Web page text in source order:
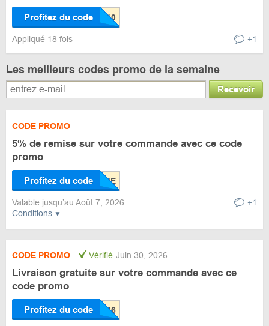
Profitez du code
Appliqué 18 fois +1
Les meilleurs codes promo de la semaine
Recevoir
Conditions
CODE PROMO
5% de remise sur votre commande avec ce code
promo
Profitez du code
Valable jusqu’au Août 7, 2026 +1
CODE PROMO Vérifié Juin 30, 2026
Livraison gratuite sur votre commande avec ce
code promo
Profitez du code